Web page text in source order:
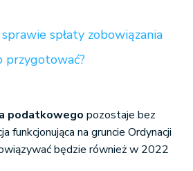
spłaty zobowiązania
przygotować?
podatkowego pozostaje bez
funkcjonująca na gruncie Ordynacji
będzie również w 2022